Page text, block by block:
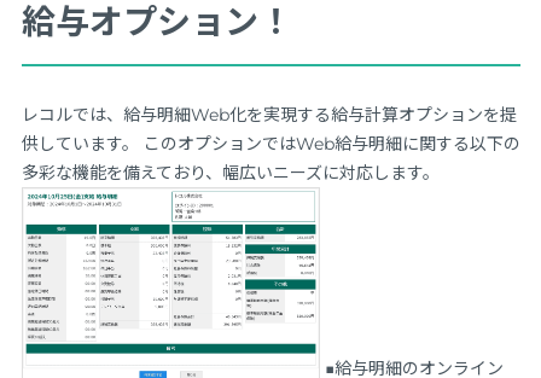
給与オプション！
レコルでは、給与明細Web化を実現する給与計算オプションを提
供しています。 このオプションではWeb給与明細に関する以下の
多彩な機能を備えており、幅広いニーズに対応します。
■給与明細のオンライン